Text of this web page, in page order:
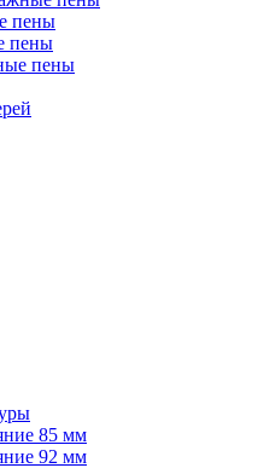
пены
пены
пены
85 мм
92 мм